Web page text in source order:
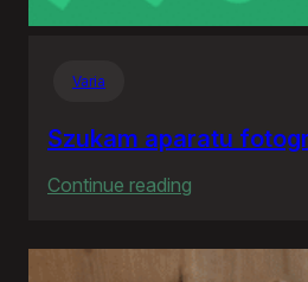
Varia
Szukam aparatu
Continue reading
aparatu